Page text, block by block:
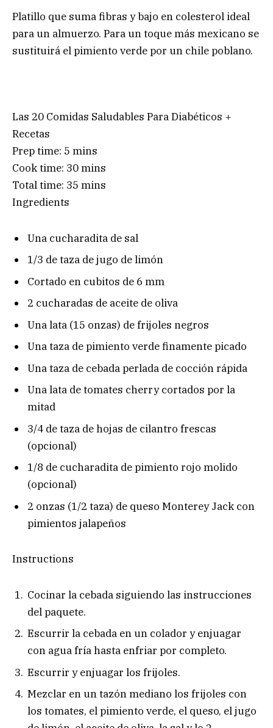
Platillo que suma fibras y bajo en colesterol ideal
para un almuerzo. Para un toque más mexicano se
sustituirá el pimiento verde por un chile poblano.
Las 20 Comidas Saludables Para Diabéticos +
Recetas
Prep time: 5 mins
Cook time: 30 mins
Total time: 35 mins
Ingredients
Una cucharadita de sal
1/3 de taza de jugo de limón
Cortado en cubitos de 6 mm
2 cucharadas de aceite de oliva
Una lata (15 onzas) de frijoles negros
Una taza de pimiento verde finamente picado
Una taza de cebada perlada de cocción rápida
Una lata de tomates cherry cortados por la
mitad
3/4 de taza de hojas de cilantro frescas
(opcional)
1/8 de cucharadita de pimiento rojo molido
(opcional)
2 onzas (1/2 taza) de queso Monterey Jack con
pimientos jalapeños
Instructions
Cocinar la cebada siguiendo las instrucciones
del paquete.
Escurrir la cebada en un colador y enjuagar
con agua fría hasta enfriar por completo.
Escurrir y enjuagar los frijoles.
Mezclar en un tazón mediano los frijoles con
los tomates, el pimiento verde, el queso, el jugo